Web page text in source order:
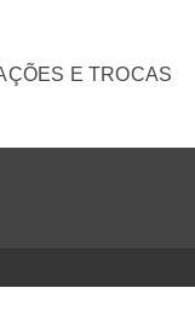
E TROCAS